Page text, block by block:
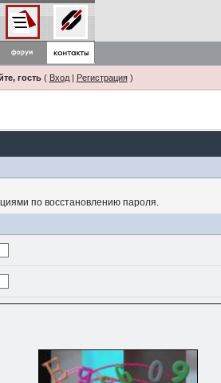
гость( Вход| Регистрация)
по восстановлению пароля.